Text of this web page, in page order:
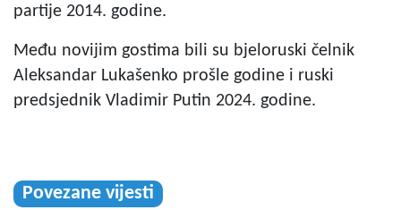
partije 2014. godine.
Među novijim gostima bili su bjeloruski čelnik
Aleksandar Lukašenko prošle godine i ruski
predsjednik Vladimir Putin 2024. godine.
Povezane vijesti